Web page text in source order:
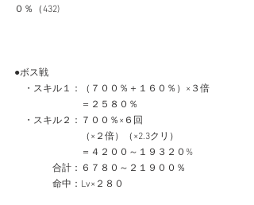
０％（432)
●ボス戦
・スキル１：（７００％＋１６０％）×３倍
＝２５８０％
・スキル２：７００％×６回
（×２倍）（×2.3クリ）
＝４２００～１９３２０%
合計：６７８０～２１９００％
命中：Lv×２８０